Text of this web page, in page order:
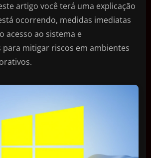
artigo você terá uma explicação
ocorrendo, medidas imediatas
acesso ao sistema e
para mitigar riscos em ambientes